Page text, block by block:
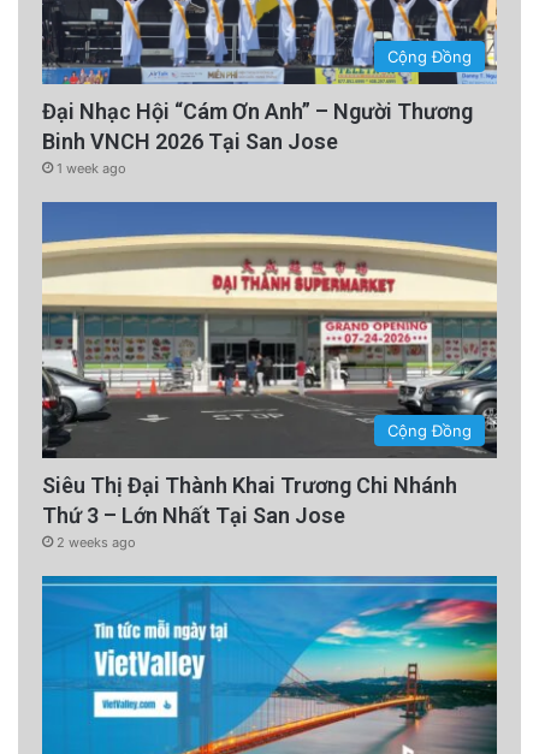
Cộng Đồng
Đại Nhạc Hội “Cám Ơn Anh” – Người Thương
Binh VNCH 2026 Tại San Jose
1 week ago
Cộng Đồng
Siêu Thị Đại Thành Khai Trương Chi Nhánh
Thứ 3 – Lớn Nhất Tại San Jose
2 weeks ago